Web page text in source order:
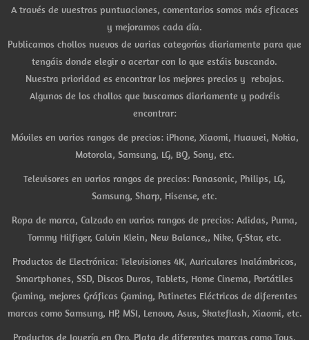
A través de vuestras puntuaciones, comentarios somos más eficaces
y mejoramos cada día.
Publicamos chollos nuevos de varias categorías diariamente para que
tengáis donde elegir o acertar con lo que estáis buscando.
Nuestra prioridad es encontrar los mejores precios y rebajas.
Algunos de los chollos que buscamos diariamente y podréis
encontrar:
Móviles en varios rangos de precios: iPhone, Xiaomi, Huawei, Nokia,
Motorola, Samsung, LG, BQ, Sony, etc.
Televisores en varios rangos de precios: Panasonic, Philips, LG,
Samsung, Sharp, Hisense, etc.
Ropa de marca, Calzado en varios rangos de precios: Adidas, Puma,
Tommy Hilfiger, Calvin Klein, New Balance,, Nike, G-Star, etc.
Productos de Electrónica: Televisiones 4K, Auriculares Inalámbricos,
Smartphones, SSD, Discos Duros, Tablets, Home Cinema, Portátiles
Gaming, mejores Gráficas Gaming, Patinetes Eléctricos de diferentes
marcas como Samsung, HP, MSI, Lenovo, Asus, Skateflash, Xiaomi, etc.
Productos de Joyería en Oro, Plata de diferentes marcas como Tous,